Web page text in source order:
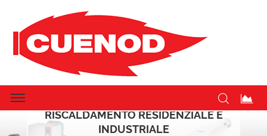
RISCALDAMENTO RESIDENZIALE E
INDUSTRIALE